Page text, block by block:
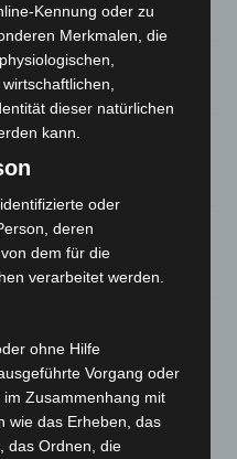
Market“ erhoben
bei
Französische Oper im
souveräne Cloud-
Kennung oder zu
Merkmalen, die
dieser natürlichen
kann.
oder
deren
dem für die
verarbeitet werden.
ohne Hilfe
Vorgang oder
Zusammenhang mit
wie das Erheben, das
das Ordnen, die